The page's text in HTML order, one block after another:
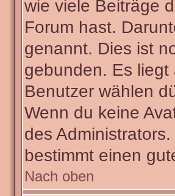
wie viele Beiträge
Forum hast.
genannt. Dies ist
gebunden. Es liegt
Benutzer wählen
Wenn du keine
des
bestimmt einen
Nach oben